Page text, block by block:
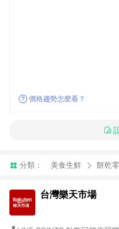
價格趨勢怎麼看？
分類： 美食生鮮 餅乾
台灣樂天市場